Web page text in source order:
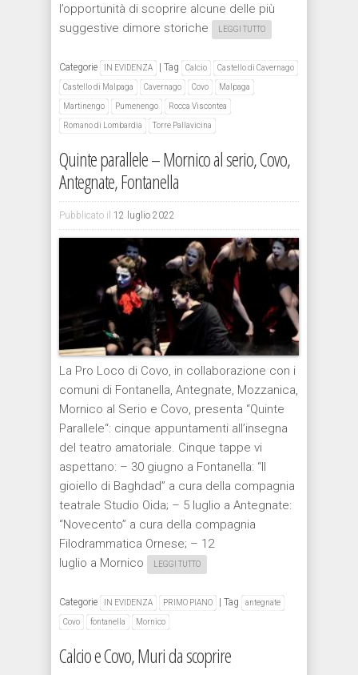
l’opportunità di scoprire alcune delle più
suggestive dimore storiche
LEGGI TUTTO
Categorie IN EVIDENZA | Tag Calcio Castello di Cavernago
Castello di Malpaga Cavernago Covo Malpaga
Martinengo Pumenengo Rocca Viscontea
Romano di Lombardia Torre Pallavicina
Quinte parallele – Mornico al serio, Covo,
Antegnate, Fontanella
Pubblicato il 12 luglio 2022
La Pro Loco di Covo, in collaborazione con i
comuni di Fontanella, Antegnate, Mozzanica,
Mornico al Serio e Covo, presenta “Quinte
Parallele“: cinque appuntamenti all’insegna
del teatro amatoriale. Cinque tappe vi
aspettano: – 30 giugno a Fontanella: “Il
gioiello di Baghdad” a cura della compagnia
teatrale Studio Oida; – 5 luglio a Antegnate:
“Novecento” a cura della compagnia
Filodrammatica Ornese; – 12
luglio a Mornico
LEGGI TUTTO
Categorie IN EVIDENZA PRIMO PIANO Tag antegnate
Covo fontanella Mornico
Calcio e Covo, Muri da scoprire